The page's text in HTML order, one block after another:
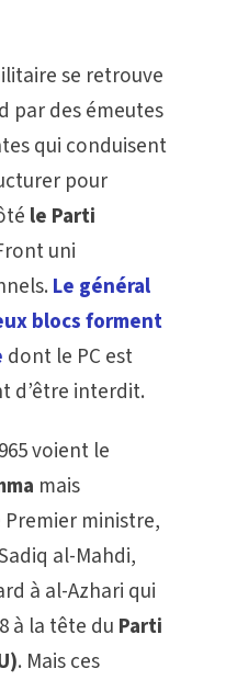
se retrouve
par des émeutes
qui conduisent
pour
le Parti
uni
Le général
blocs forment
dont le PC est
d’être interdit.
voient le
mais
ministre,
al-Mahdi,
à al-Azhari qui
à la tête du Parti
. Mais ces